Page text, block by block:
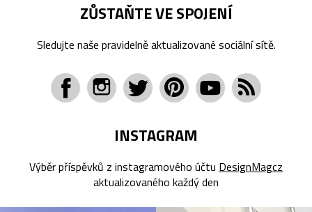
ZŮSTAŇTE VE SPOJENÍ
Sledujte naše pravidelně aktualizované sociální sítě.
INSTAGRAM
Výběr příspěvků z instagramového účtu DesignMagcz
aktualizovaného každý den